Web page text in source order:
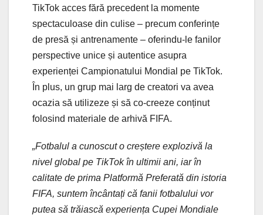
TikTok acces fără precedent la momente
spectaculoase din culise – precum conferințe
de presă și antrenamente – oferindu-le fanilor
perspective unice și autentice asupra
experienței Campionatului Mondial pe TikTok.
În plus, un grup mai larg de creatori va avea
ocazia să utilizeze și să co-creeze conținut
folosind materiale de arhivă FIFA.
„Fotbalul a cunoscut o creștere explozivă la
nivel global pe TikTok în ultimii ani, iar în
calitate de prima Platformă Preferată din istoria
FIFA, suntem încântați că fanii fotbalului vor
putea să trăiască experiența Cupei Mondiale